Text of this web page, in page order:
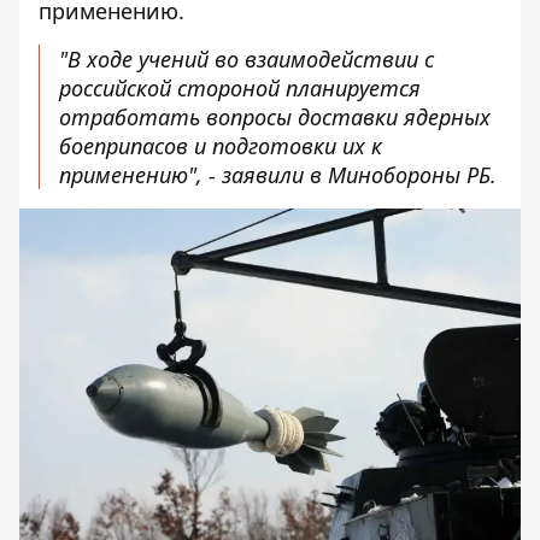
применению.
"В ходе учений во взаимодействии с
российской стороной планируется
отработать вопросы доставки ядерных
боеприпасов и подготовки их к
применению", - заявили в Минобороны РБ.